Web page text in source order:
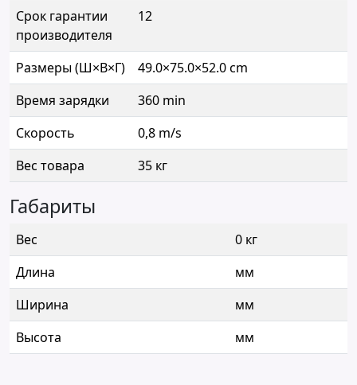
Срок гарантии
производителя
12
Размеры (Ш×В×Г)
49.0×75.0×52.0 cm
Время зарядки
360 min
Скорость
0,8 m/s
Вес товара
35 кг
Габариты
Вес
0 кг
Длина
мм
Ширина
мм
Высота
мм